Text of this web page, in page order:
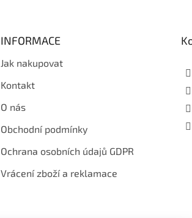
INFORMACE
Jak nakupovat
Kontakt
O nás
Obchodní podmínky
Ochrana osobních údajů GDPR
Vrácení zboží a reklamace